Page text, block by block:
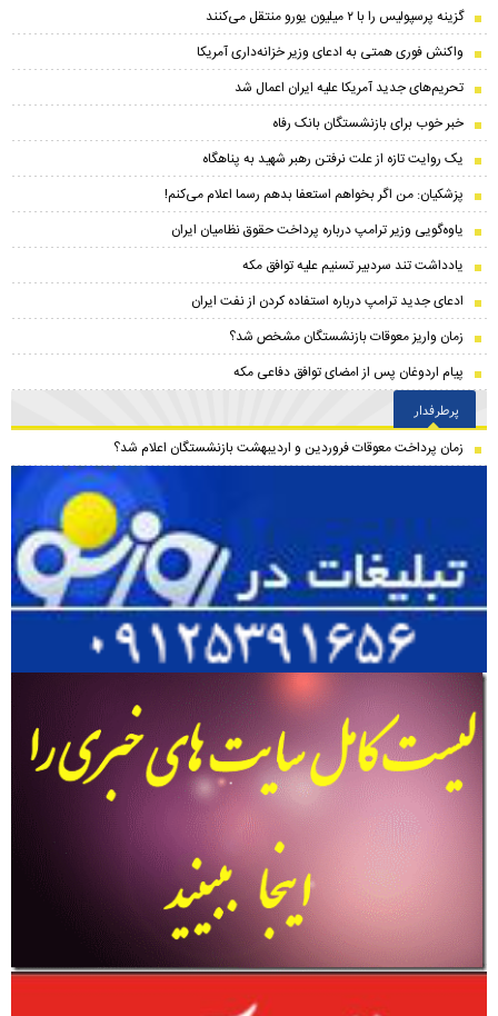
گزینه پرسپولیس را با ۲ میلیون یورو منتقل می‌کنند
واکنش فوری همتی به ادعای وزیر خزانه‌داری آمریکا
تحریم‌های جدید آمریکا علیه ایران اعمال شد
خبر خوب برای بازنشستگان بانک رفاه
یک روایت تازه از علت نرفتن رهبر شهید به پناهگاه
پزشکیان: من اگر بخواهم استعفا بدهم رسما اعلام می‌کنم!
یاوه‌گویی وزیر ترامپ درباره پرداخت حقوق نظامیان ایران
یادداشت تند سردبیر تسنیم علیه توافق مکه
ادعای جدید ترامپ درباره استفاده کردن از نفت ایران
زمان واریز معوقات بازنشستگان مشخص شد؟
پیام اردوغان پس از امضای توافق دفاعی مکه
پرطرفدار
زمان پرداخت معوقات فروردین و اردیبهشت بازنشستگان اعلام شد؟